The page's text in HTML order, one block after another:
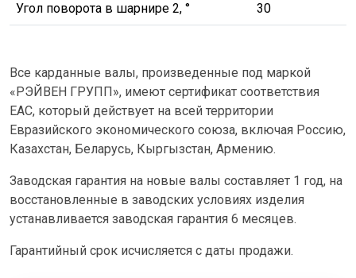
Угол поворота в шарнире 2, ° 30
Все карданные валы, произведенные под маркой
«РЭЙВЕН ГРУПП», имеют сертификат соответствия
ЕАС, который действует на всей территории
Евразийского экономического союза, включая Россию,
Казахстан, Беларусь, Кыргызстан, Армению.
Заводская гарантия на новые валы составляет 1 год, на
восстановленные в заводских условиях изделия
устанавливается заводская гарантия 6 месяцев.
Гарантийный срок исчисляется с даты продажи.